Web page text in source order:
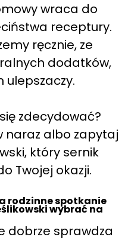
wraca do
receptury.
ręcznie, ze
dodatków,
ulepszaczy.
zdecydować?
naraz albo zapytaj
który sernik
Twojej okazji.
rodzinne spotkanie
wybrać na
dobrze sprawdza